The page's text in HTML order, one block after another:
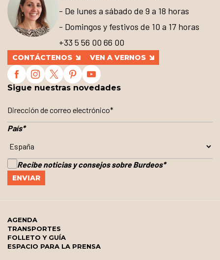
- De lunes a sábado de 9 a 18 horas
- Domingos y festivos de 10 a 17 horas
+33 5 56 00 66 00
CONTÁCTENOS VEN A VERNOS
Sigue nuestras novedades
País*
Recibe noticias y consejos sobre Burdeos*
AGENDA
TRANSPORTES
FOLLETO Y GUÍA
ESPACIO PARA LA PRENSA